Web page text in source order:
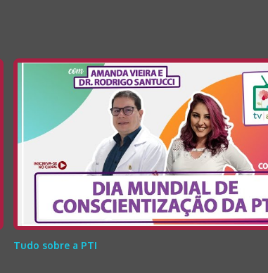
Tudo sobre a PTI